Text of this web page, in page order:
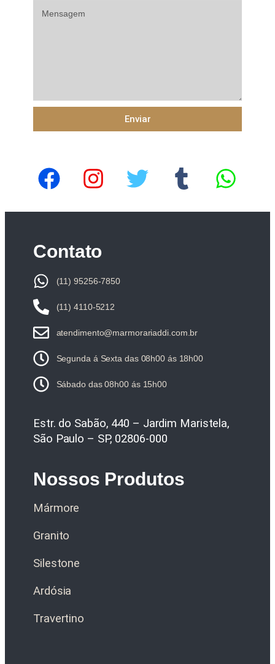
Enviar
Contato
(11) 95256-7850
(11) 4110-5212
atendimento@marmorariaddi.com.br
Segunda á Sexta das 08h00 ás 18h00
Sábado das 08h00 ás 15h00
Estr. do Sabão, 440 – Jardim Maristela,
São Paulo – SP, 02806-000
Nossos Produtos
Mármore
Granito
Silestone
Ardósia
Travertino